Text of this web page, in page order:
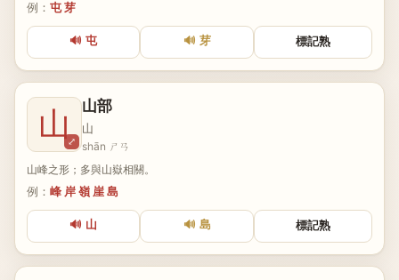
例： 屯 芽
🔊 屯 🔊 芽 標記熟
山⤢
山部
山
shān ㄕㄢ
山峰之形；多與山嶽相關。
例： 峰 岸 嶺 崖 島
🔊 山 🔊 島 標記熟